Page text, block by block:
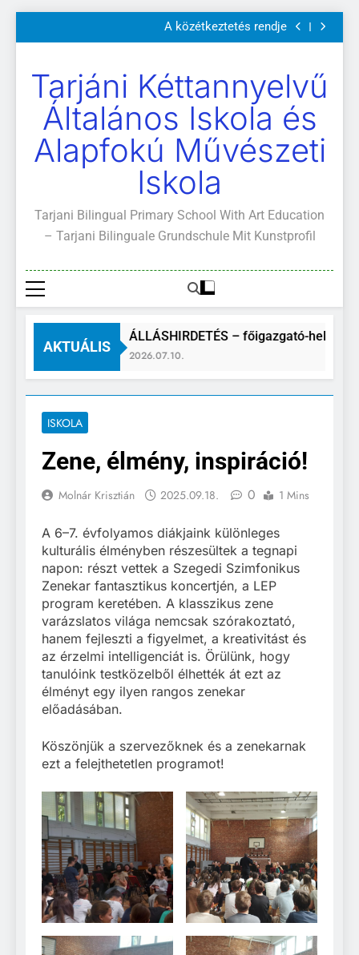
a
Szülői értekezletek 2026. május 04-14.
A közétkeztetés rendje
Kötelező és ajánlott olvasmányok
Szülői értekezletek 2026. május 04-14.
A közétkeztetés rendje
Kötelező és ajánlott olvasmányok
A Mi Világunk!
Tarjáni Kéttannyelvű
Általános Iskola és
Alapfokú Művészeti
Iskola
Tarjani Bilingual Primary School With Art Education
– Tarjani Bilinguale Grundschule Mit Kunstprofil
AKTUÁLIS
ÁLLÁSHIRDETÉS – főigazgató-helyettes
2026.07.10.
ISKOLA
Zene, élmény, inspiráció!
Molnár Krisztián 2025.09.18. 0 1 Mins
A 6–7. évfolyamos diákjaink különleges
kulturális élményben részesültek a tegnapi
napon: részt vettek a Szegedi Szimfonikus
Zenekar fantasztikus koncertjén, a LEP
program keretében. A klasszikus zene
varázslatos világa nemcsak szórakoztató,
hanem fejleszti a figyelmet, a kreativitást és
az érzelmi intelligenciát is. Örülünk, hogy
tanulóink testközelből élhették át ezt az
élményt egy ilyen rangos zenekar
előadásában.
Köszönjük a szervezőknek és a zenekarnak
ezt a felejthetetlen programot!